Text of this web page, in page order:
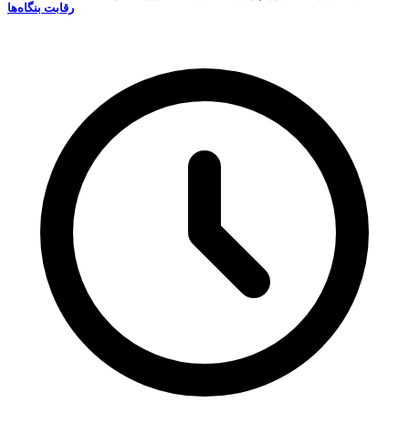
رقابت‌ بنگاه‌ها